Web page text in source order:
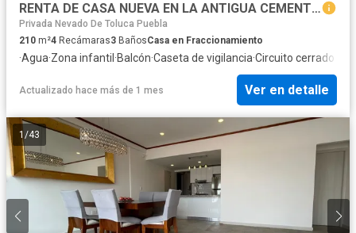
RENTA DE CASA NUEVA EN LA ANTIGUA CEMENTERA, PUEBLA, CUATRO RECAMARAS, SALA DE TV Y ROOF GARDEN
Privada Nevado De Toluca Puebla
210 m²4 Recámaras3 BañosCasa en Fraccionamiento
·Agua·Zona infantil ·Balcón·Caseta de vigilancia·Circuito cerrado de
Actualizado hace más de 1 mes Ver en detalle
1/43